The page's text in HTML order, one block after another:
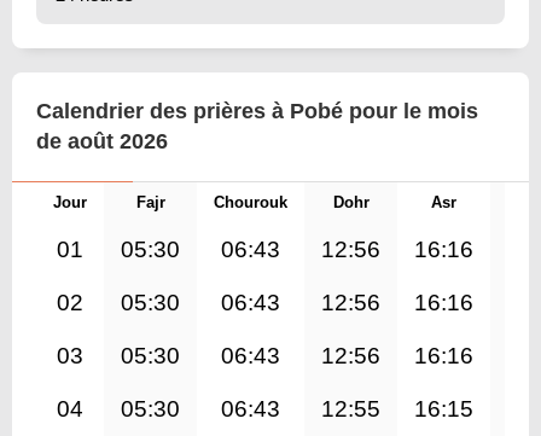
Calendrier des prières à Pobé pour le mois
de août 2026
Jour Fajr Chourouk Dohr Asr
01 05:30 06:43 12:56 16:16
02 05:30 06:43 12:56 16:16
03 05:30 06:43 12:56 16:16
04 05:30 06:43 12:55 16:15